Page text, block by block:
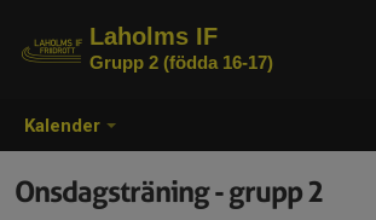
Kalender
Laholms IF
Grupp 2 (födda 16-17)
Onsdagsträning - grupp 2